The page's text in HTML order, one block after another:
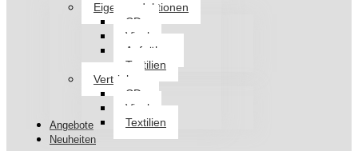
Eigenproduktionen
CDs
Vinyl
Aufnäher
Textilien
Vertrieb
CDs
Vinyl
Textilien
Angebote
Neuheiten